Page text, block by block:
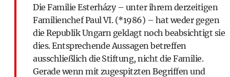
Die Familie Esterházy – unter ihrem derzeitigen
Familienchef Paul VI. (*1986) – hat weder gegen
die Republik Ungarn geklagt noch beabsichtigt sie
dies. Entsprechende Aussagen betreffen
ausschließlich die Stiftung, nicht die Familie.
Gerade wenn mit zugespitzten Begriffen und